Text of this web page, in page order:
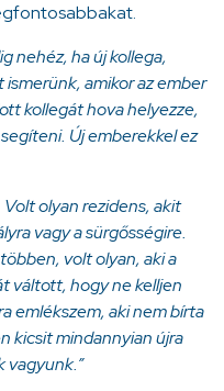
nehéz, ha új kollega,
amikor az ember
kollegát hova helyezze,
Új emberekkel ez
olyan rezidens, akit
vagy a sürgősségire.
volt olyan, aki a
váltott, hogy ne kelljen
emlékszem, aki nem bírta
kicsit mindannyian újra
vagyunk.”